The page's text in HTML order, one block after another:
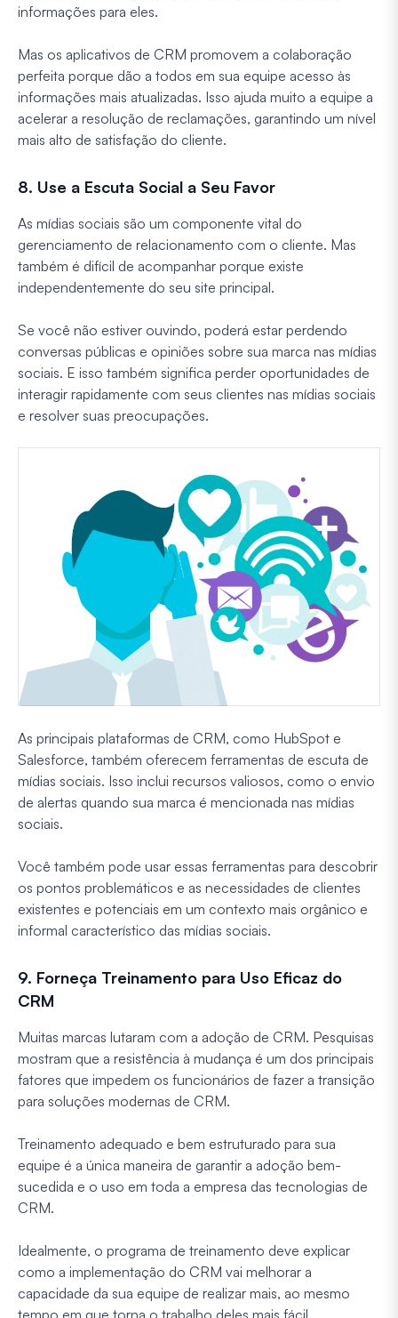
informações para eles.
Mas os aplicativos de CRM promovem a colaboração
perfeita porque dão a todos em sua equipe acesso às
informações mais atualizadas. Isso ajuda muito a equipe a
acelerar a resolução de reclamações, garantindo um nível
mais alto de satisfação do cliente.
8. Use a Escuta Social a Seu Favor
As mídias sociais são um componente vital do
gerenciamento de relacionamento com o cliente. Mas
também é difícil de acompanhar porque existe
independentemente do seu site principal.
Se você não estiver ouvindo, poderá estar perdendo
conversas públicas e opiniões sobre sua marca nas mídias
sociais. E isso também significa perder oportunidades de
interagir rapidamente com seus clientes nas mídias sociais
e resolver suas preocupações.
As principais plataformas de CRM, como HubSpot e
Salesforce, também oferecem ferramentas de escuta de
mídias sociais. Isso inclui recursos valiosos, como o envio
de alertas quando sua marca é mencionada nas mídias
sociais.
Você também pode usar essas ferramentas para descobrir
os pontos problemáticos e as necessidades de clientes
existentes e potenciais em um contexto mais orgânico e
informal característico das mídias sociais.
9. Forneça Treinamento para Uso Eficaz do
CRM
Muitas marcas lutaram com a adoção de CRM. Pesquisas
mostram que a resistência à mudança é um dos principais
fatores que impedem os funcionários de fazer a transição
para soluções modernas de CRM.
Treinamento adequado e bem estruturado para sua
equipe é a única maneira de garantir a adoção bem-
sucedida e o uso em toda a empresa das tecnologias de
CRM.
Idealmente, o programa de treinamento deve explicar
como a implementação do CRM vai melhorar a
capacidade da sua equipe de realizar mais, ao mesmo
tempo em que torna o trabalho deles mais fácil.